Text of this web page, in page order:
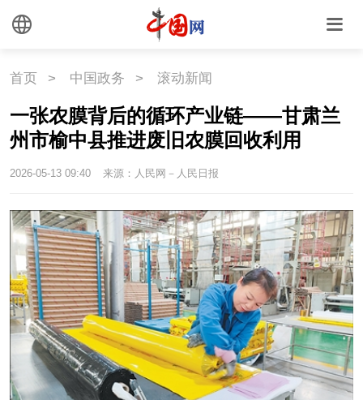
首页 > 中国政务 > 滚动新闻
一张农膜背后的循环产业链——甘肃兰
州市榆中县推进废旧农膜回收利用
2026-05-13 09:40 来源：人民网－人民日报